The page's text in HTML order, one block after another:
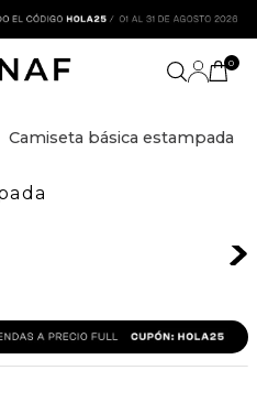
0
Camiseta básica estampada